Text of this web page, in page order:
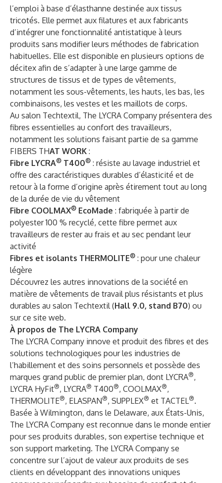
l’emploi à base d’élasthanne destinée aux tissus
tricotés. Elle permet aux filatures et aux fabricants
d’intégrer une fonctionnalité antistatique à leurs
produits sans modifier leurs méthodes de fabrication
habituelles. Elle est disponible en plusieurs options de
décitex afin de s’adapter à une large gamme de
structures de tissus et de types de vêtements,
notamment les sous-vêtements, les hauts, les bas, les
combinaisons, les vestes et les maillots de corps.
Au salon Techtextil, The LYCRA Company présentera des
fibres essentielles au confort des travailleurs,
notamment les solutions faisant partie de sa gamme
FIBERS THAT WORK :
Fibre LYCRA® T400® : résiste au lavage industriel et
offre des caractéristiques durables d’élasticité et de
retour à la forme d’origine après étirement tout au long
de la durée de vie du vêtement
Fibre COOLMAX® EcoMade : fabriquée à partir de
polyester 100 % recyclé, cette fibre permet aux
travailleurs de rester au frais et au sec pendant leur
activité
Fibres et isolants THERMOLITE® : pour une chaleur
légère
Découvrez les autres innovations de la société en
matière de vêtements de travail plus résistants et plus
durables au salon Techtextil (Hall 9.0, stand B70) ou
sur ce site web.
À propos de The LYCRA Company
The LYCRA Company innove et produit des fibres et des
solutions technologiques pour les industries de
l’habillement et des soins personnels et possède des
marques grand public de premier plan, dont LYCRA®,
LYCRA HyFit®, LYCRA® T400®, COOLMAX®,
THERMOLITE®, ELASPAN®, SUPPLEX® et TACTEL®.
Basée à Wilmington, dans le Delaware, aux États-Unis,
The LYCRA Company est reconnue dans le monde entier
pour ses produits durables, son expertise technique et
son support marketing. The LYCRA Company se
concentre sur l’ajout de valeur aux produits de ses
clients en développant des innovations uniques